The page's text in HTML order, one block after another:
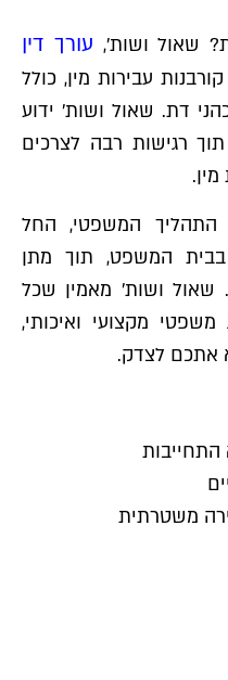
שאול ושות׳, עורך דין
עבירות מין, כולל
דת. שאול ושות׳ ידוע
רגישות רבה לצרכים
התהליך המשפטי, החל
בבית המשפט, תוך מתן
שאול ושות׳ מאמין שכל
משפטי מקצועי ואיכותי,
אתכם לצדק.
התחייבות
משטרתית